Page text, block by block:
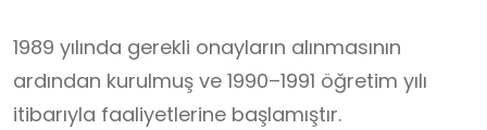
1989 yılında gerekli onayların alınmasının
ardından kurulmuş ve 1990–1991 öğretim yılı
itibarıyla faaliyetlerine başlamıştır.